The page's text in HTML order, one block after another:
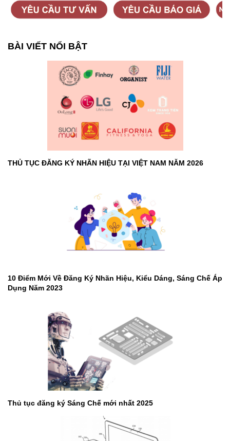
BÀI VIẾT NỔI BẬT
THỦ TỤC ĐĂNG KÝ NHÃN HIỆU TẠI VIỆT NAM NĂM 2026
10 Điểm Mới Về Đăng Ký Nhãn Hiệu, Kiểu Dáng, Sáng Chế Áp
Dụng Năm 2023
Thủ tục đăng ký Sáng Chế mới nhất 2025